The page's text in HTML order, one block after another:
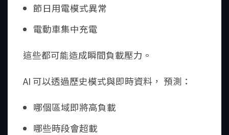
節日用電模式異常
電動車集中充電
這些都可能造成瞬間負載壓力。
AI 可以透過歷史模式與即時資料， 預測：
哪個區域即將高負載
哪些時段會超載